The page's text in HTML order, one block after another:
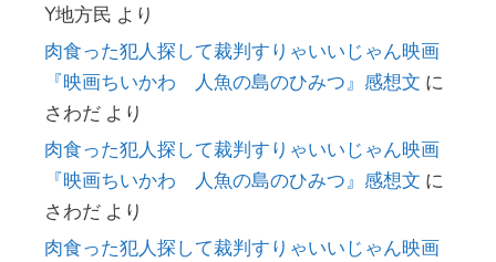
Y地方民 より
肉食った犯人探して裁判すりゃいいじゃん映画
『映画ちいかわ 人魚の島のひみつ』感想文 に
さわだ より
肉食った犯人探して裁判すりゃいいじゃん映画
『映画ちいかわ 人魚の島のひみつ』感想文 に
さわだ より
肉食った犯人探して裁判すりゃいいじゃん映画